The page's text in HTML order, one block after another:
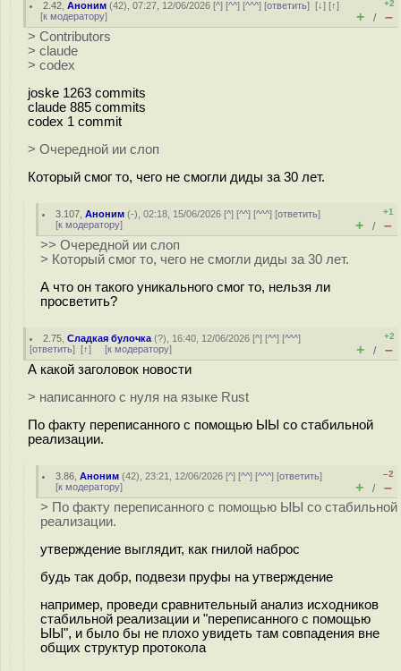
2.42 ,Аноним (42), 07:27, 12/06/2026 [^] [^^] [^^^] [ответить][↓] [↑]
[к модератору]
+2
+ / –
> Contributors
> claude
> codex
joske 1263 commits
claude 885 commits
codex 1 commit
> Очередной ии слоп
Который смог то, чего не смогли диды за 30 лет.
3.107 ,Аноним (-), 02:18, 15/06/2026 [^] [^^] [^^^] [ответить]
[к модератору]
+1
+ / –
>> Очередной ии слоп
> Который смог то, чего не смогли диды за 30 лет.
А что он такого уникального смог то, нельзя ли
просветить?
2.75 ,Сладкая булочка (?), 16:40, 12/06/2026 [^] [^^] [^^^]
[ответить] [↑] [к модератору]
+2
+ / –
А какой заголовок новости
> написанного с нуля на языке Rust
По факту переписанного с помощью ЫЫ со стабильной
реализации.
3.86 ,Аноним (42), 23:21, 12/06/2026 [^] [^^] [^^^] [ответить]
[к модератору]
–2
+ / –
> По факту переписанного с помощью ЫЫ со стабильной
реализации.
утверждение выглядит, как гнилой наброс
будь так добр, подвези пруфы на утверждение
например, проведи сравнительный анализ исходников
стабильной реализации и "переписанного с помощью
ЫЫ", и было бы не плохо увидеть там совпадения вне
общих структур протокола